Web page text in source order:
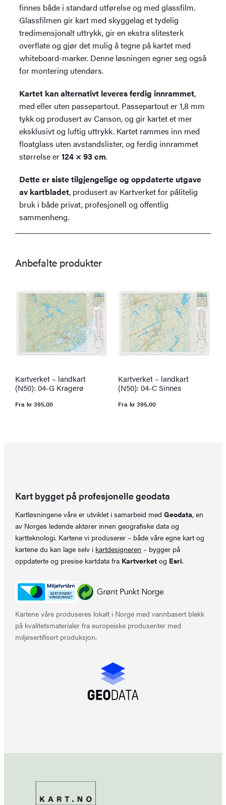
finnes både i standard utførelse og med glassfilm.
Glassfilmen gir kart med skyggelag et tydelig
tredimensjonalt uttrykk, gir en ekstra slitesterk
overflate og gjør det mulig å tegne på kartet med
whiteboard-marker. Denne løsningen egner seg også
for montering utendørs.
Kartet kan alternativt leveres ferdig innrammet,
med eller uten passepartout. Passepartout er 1,8 mm
tykk og produsert av Canson, og gir kartet et mer
eksklusivt og luftig uttrykk. Kartet rammes inn med
floatglass uten avstandslister, og ferdig innrammet
størrelse er124 × 93 cm.
Dette er siste tilgjengelige og oppdaterte utgave
av kartbladet, produsert av Kartverket for pålitelig
bruk i både privat, profesjonell og offentlig
sammenheng.
Anbefalte produkter
Kartverket – landkart
(N50): 04-G Kragerø
Fra kr395,00
Kartverket – landkart
(N50): 04-C Sinnes
Fra kr395,00
Kart bygget på profesjonelle geodata
Kartløsningene våre er utviklet i samarbeid medGeodata, en
av Norges ledende aktører innen geografiske data og
kartteknologi. Kartene vi produserer – både våre egne kart og
kartene du kan lage selv i kartdesigneren – bygger på
oppdaterte og presise kartdata fra Kartverket og Esri.
Kartene våre produseres lokalt i Norge med vannbasert blekk
på kvalitetsmaterialer fra europeiske produsenter med
miljøsertifisert produksjon.